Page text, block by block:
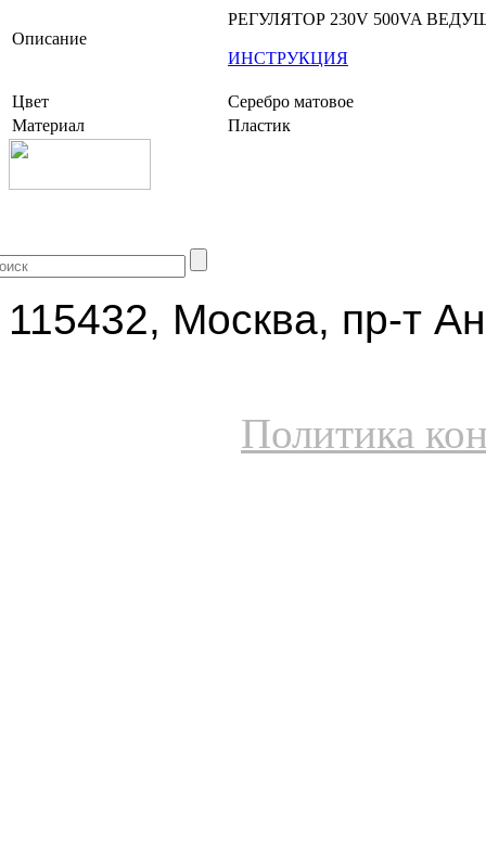
Описание
РЕГУЛЯТОР 230V 500VA
ИНСТРУКЦИЯ
Цвет
Серебро матовое
Материал
Пластик
115432, Москва, пр-т
Политика